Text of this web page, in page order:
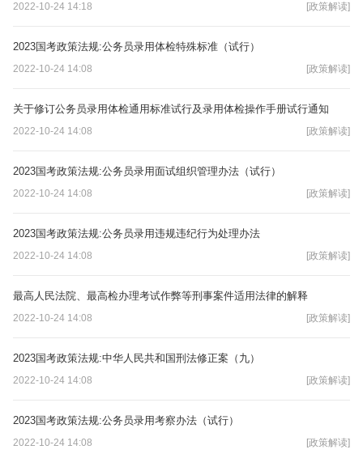
2022-10-24 14:18 [政策解读]
2023国考政策法规:公务员录用体检特殊标准（试行）
2022-10-24 14:08 [政策解读]
关于修订公务员录用体检通用标准试行及录用体检操作手册试行通知
2022-10-24 14:08 [政策解读]
2023国考政策法规:公务员录用面试组织管理办法（试行）
2022-10-24 14:08 [政策解读]
2023国考政策法规:公务员录用违规违纪行为处理办法
2022-10-24 14:08 [政策解读]
最高人民法院、最高检办理考试作弊等刑事案件适用法律的解释
2022-10-24 14:08 [政策解读]
2023国考政策法规:中华人民共和国刑法修正案（九）
2022-10-24 14:08 [政策解读]
2023国考政策法规:公务员录用考察办法（试行）
2022-10-24 14:08 [政策解读]